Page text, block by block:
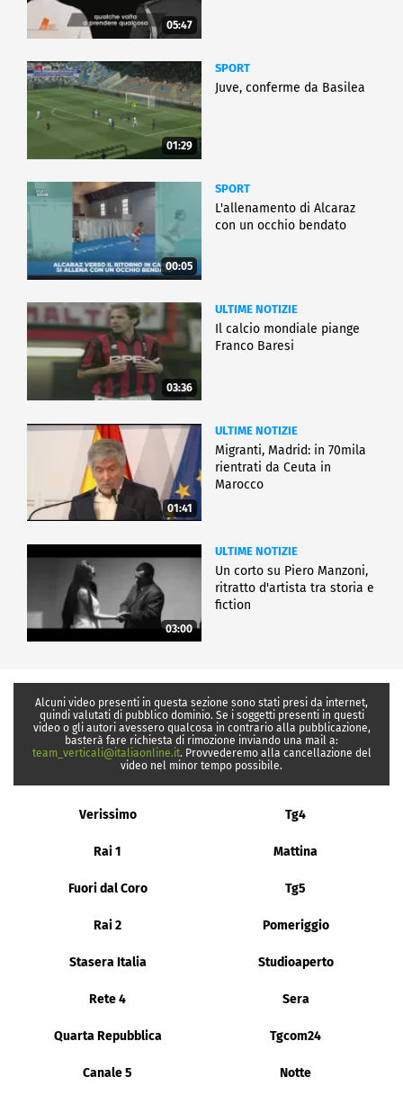
05:47
01:29
SPORT
Juve, conferme da Basilea
00:05
SPORT
L'allenamento di Alcaraz
con un occhio bendato
03:36
ULTIME NOTIZIE
Il calcio mondiale piange
Franco Baresi
01:41
ULTIME NOTIZIE
Migranti, Madrid: in 70mila
rientrati da Ceuta in
Marocco
03:00
ULTIME NOTIZIE
Un corto su Piero Manzoni,
ritratto d'artista tra storia e
fiction
Alcuni video presenti in questa sezione sono stati presi da internet,
quindi valutati di pubblico dominio. Se i soggetti presenti in questi
video o gli autori avessero qualcosa in contrario alla pubblicazione,
basterà fare richiesta di rimozione inviando una mail a:
team_verticali@italiaonline.it. Provvederemo alla cancellazione del
video nel minor tempo possibile.
Verissimo Tg4
Rai 1 Mattina
Fuori dal Coro Tg5
Rai 2 Pomeriggio
Stasera Italia Studioaperto
Rete 4 Sera
Quarta Repubblica Tgcom24
Canale 5 Notte